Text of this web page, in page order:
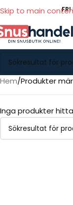
Skip to main FRI
Hem Produkter
Inga produkter